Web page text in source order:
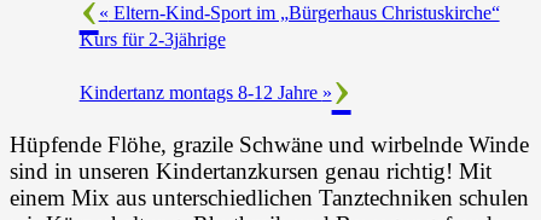
« Eltern-Kind-Sport im „Bürgerhaus Christuskirche“
Kurs für 2-3jährige
Kindertanz montags 8-12 Jahre »
Hüpfende Flöhe, grazile Schwäne und wirbelnde Winde
sind in unseren Kindertanzkursen genau richtig! Mit
einem Mix aus unterschiedlichen Tanztechniken schulen